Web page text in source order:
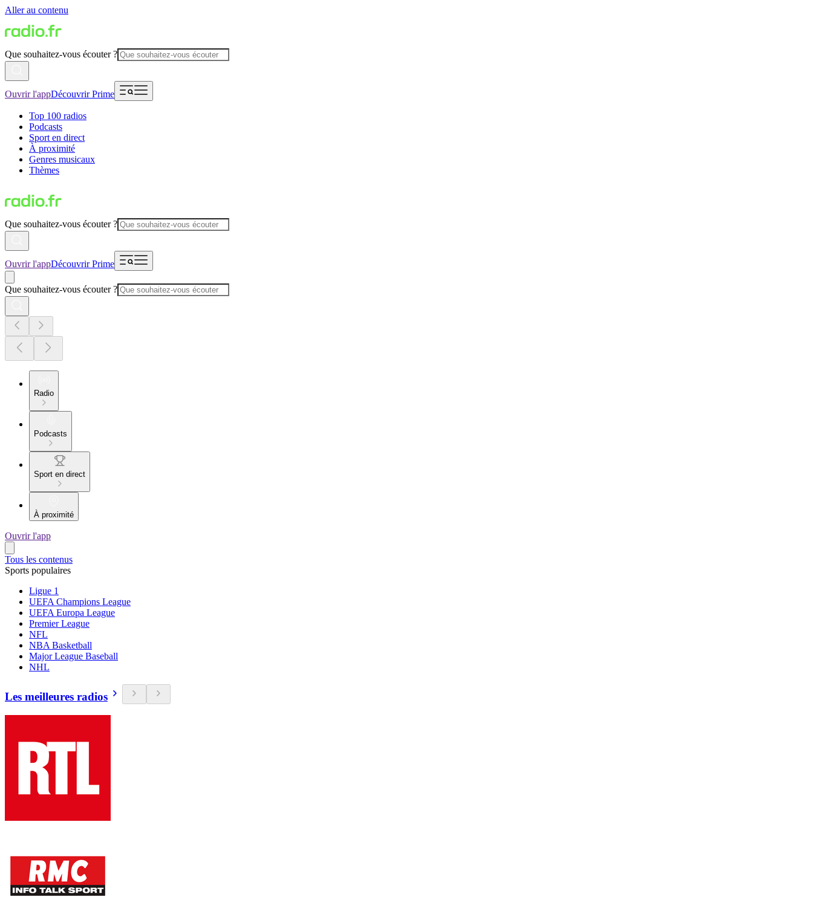
Aller au contenu
Que souhaitez-vous écouter ?
Ouvrir l'appDécouvrir Prime
Top 100 radios
Podcasts
Sport en direct
À proximité
Genres musicaux
Thèmes
Que souhaitez-vous écouter ?
Ouvrir l'appDécouvrir Prime
Que souhaitez-vous écouter ?
Radio
Podcasts
Sport en direct
À proximité
Ouvrir l'app
Tous les contenus
Sports populaires
Ligue 1
UEFA Champions League
UEFA Europa League
Premier League
NFL
NBA Basketball
Major League Baseball
NHL
Les meilleures radios